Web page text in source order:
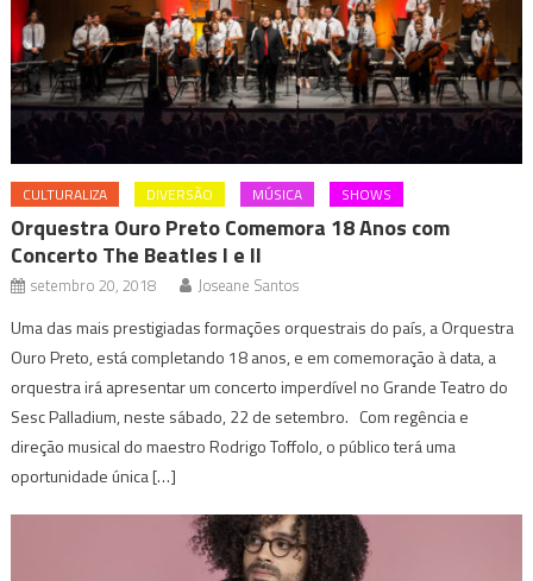
CULTURALIZA DIVERSÃO MÚSICA SHOWS
Orquestra Ouro Preto Comemora 18 Anos com
Concerto The Beatles I e II
setembro 20, 2018 Joseane Santos
Uma das mais prestigiadas formações orquestrais do país, a Orquestra
Ouro Preto, está completando 18 anos, e em comemoração à data, a
orquestra irá apresentar um concerto imperdível no Grande Teatro do
Sesc Palladium, neste sábado, 22 de setembro. Com regência e
direção musical do maestro Rodrigo Toffolo, o público terá uma
oportunidade única […]